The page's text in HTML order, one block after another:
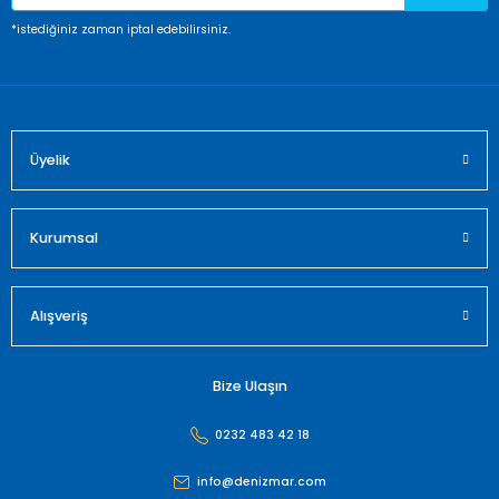
*istediğiniz zaman iptal edebilirsiniz.
Üyelik
Kurumsal
Alışveriş
Bize Ulaşın
0232 483 42 18
info@denizmar.com